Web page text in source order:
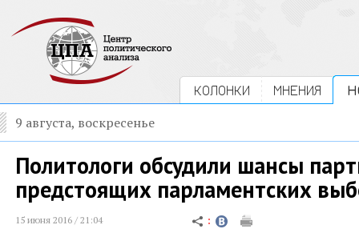
КОЛОНКИ МНЕНИЯ
9 августа, воскресенье
Политологи обсудили шансы
предстоящих парламентских
15 июня 2016 / 21:04